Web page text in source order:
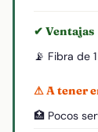
✔ Ventajas
📡 Fibra de
⚠ A tener
🏥 Pocos